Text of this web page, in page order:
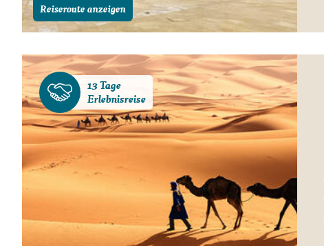
Reiseroute anzeigen
13 Tage
Erlebnisreise